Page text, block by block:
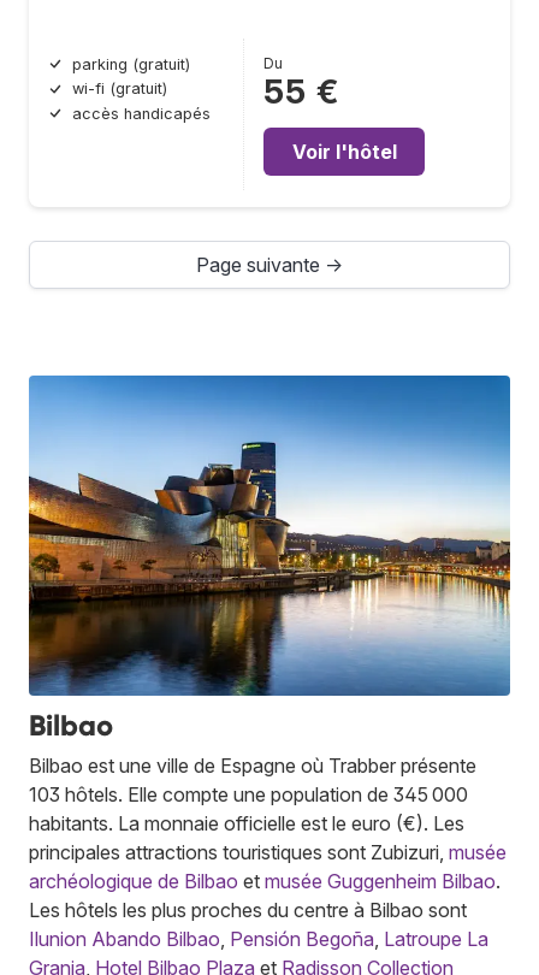
parking (gratuit)
wi-fi (gratuit)
accès handicapés
Du
55 €
Voir l'hôtel
Page suivante →
Bilbao
Bilbao est une ville de Espagne où Trabber présente
103 hôtels. Elle compte une population de 345 000
habitants. La monnaie officielle est le euro (€). Les
principales attractions touristiques sont Zubizuri, musée
archéologique de Bilbao et musée Guggenheim Bilbao.
Les hôtels les plus proches du centre à Bilbao sont
Ilunion Abando Bilbao, Pensión Begoña, Latroupe La
Granja, Hotel Bilbao Plaza et Radisson Collection